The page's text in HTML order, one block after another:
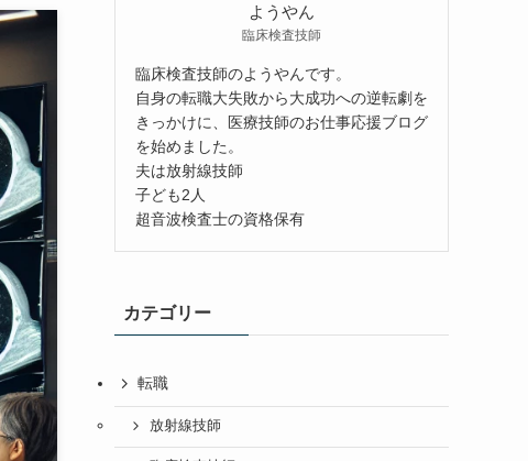
ようやん
臨床検査技師
臨床検査技師のようやんです。
自身の転職大失敗から大成功への逆転劇を
きっかけに、医療技師のお仕事応援ブログ
を始めました。
夫は放射線技師
子ども2人
超音波検査士の資格保有
カテゴリー
転職
放射線技師